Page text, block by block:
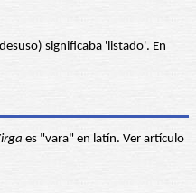
significaba 'listado'. En
es "vara" en latín. Ver artículo